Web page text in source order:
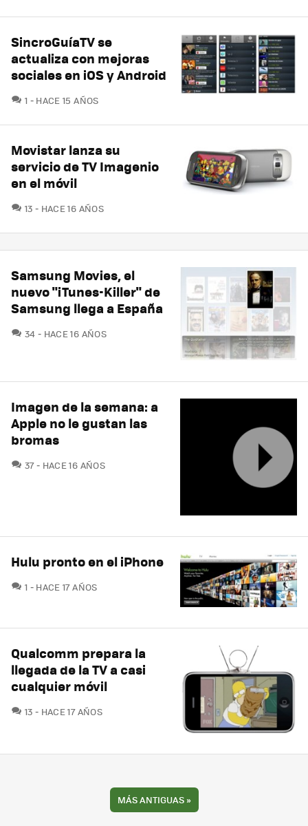
SincroGuíaTV se
actualiza con mejoras
sociales en iOS y Android
1 COMENTARIOS
HACE 15 AÑOS
Movistar lanza su
servicio de TV Imagenio
en el móvil
13 COMENTARIOS
HACE 16 AÑOS
Samsung Movies, el
nuevo "iTunes-Killer" de
Samsung llega a España
34 COMENTARIOS
HACE 16 AÑOS
Imagen de la semana: a
Apple no le gustan las
bromas
37COMENTARIOS
HACE 16 AÑOS
Hulu pronto en el iPhone
1 COMENTARIOS
HACE 17 AÑOS
Qualcomm prepara la
llegada de la TV a casi
cualquier móvil
13 COMENTARIOS
HACE 17 AÑOS
MÁS ANTIGUAS»